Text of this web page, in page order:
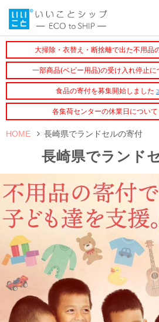
大掃除・衣替え・断捨離で出た不用品
一部商品(ベビー用品)の受け入れ停止に
食品の寄付を募集開始しました
各集荷センターの休業日について
HOME 長崎県でランドセルの寄付
長崎県でランド